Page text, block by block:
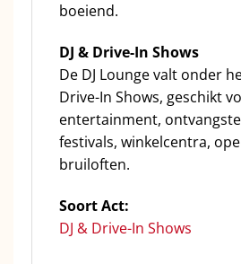
boeiend.
DJ & Drive-In Shows
De DJ Lounge valt onder
Drive-In Shows, geschikt
entertainment,
festivals, winkelcentra,
bruiloften.
Soort Act:
DJ & Drive-In Shows